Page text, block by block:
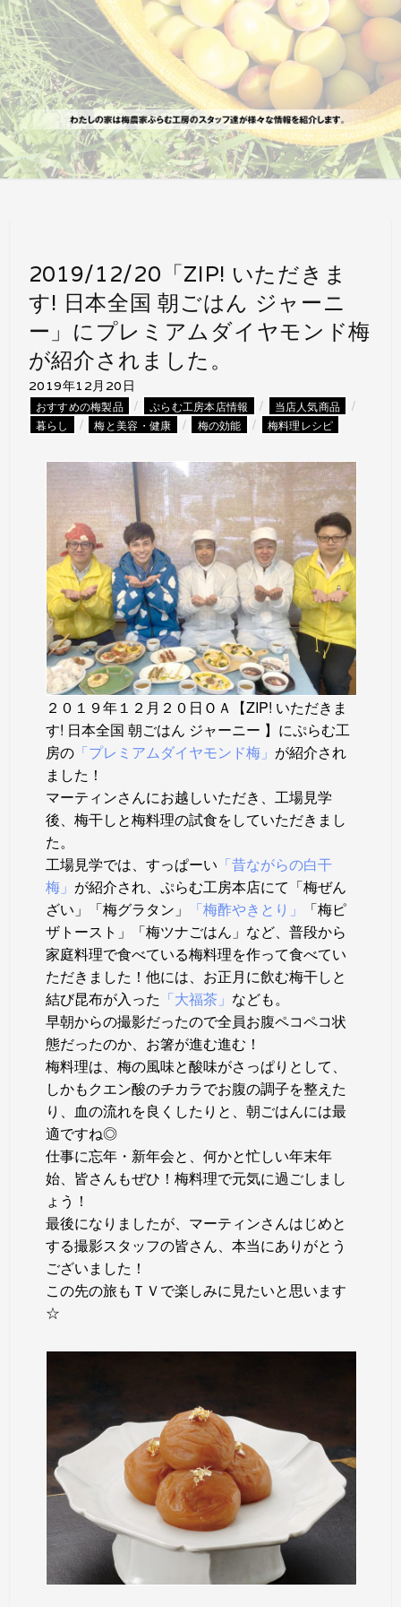
2019/12/20「ZIP! いただきま
す! 日本全国 朝ごはん ジャーニ
ー」にプレミアムダイヤモンド梅
が紹介されました。
2019年12月20日
おすすめの梅製品 / ぷらむ工房本店情報 / 当店人気商品 /
暮らし / 梅と美容・健康 / 梅の効能 / 梅料理レシピ
２０１９年１２月２０日ＯＡ【ZIP! いただきま
す! 日本全国 朝ごはん ジャーニー 】にぷらむ工
房の「プレミアムダイヤモンド梅」 が紹介され
ました！
マーティンさんにお越しいただき、工場見学
後、梅干しと梅料理の試食をしていただきまし
た。
工場見学では、すっぱーい 「昔ながらの白干
梅」 が紹介され、ぷらむ工房本店にて「梅ぜん
ざい」「梅グラタン」
「梅酢やきとり」
「梅ピ
ザトースト」「梅ツナごはん」など、普段から
家庭料理で食べている梅料理を作って食べてい
ただきました！他には、お正月に飲む梅干しと
結び昆布が入った 「大福茶」 なども。
早朝からの撮影だったので全員お腹ペコペコ状
態だったのか、お箸が進む進む！
梅料理は、梅の風味と酸味がさっぱりとして、
しかもクエン酸のチカラでお腹の調子を整えた
り、血の流れを良くしたりと、朝ごはんには最
適ですね◎
仕事に忘年・新年会と、何かと忙しい年末年
始、皆さんもぜひ！梅料理で元気に過ごしまし
ょう！
最後になりましたが、マーティンさんはじめと
する撮影スタッフの皆さん、本当にありがとう
ございました！
この先の旅もＴＶで楽しみに見たいと思います
☆